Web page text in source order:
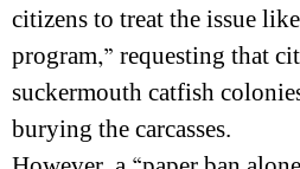
citizens to treat the issue
program,” requesting that
suckermouth catfish
burying the carcasses.